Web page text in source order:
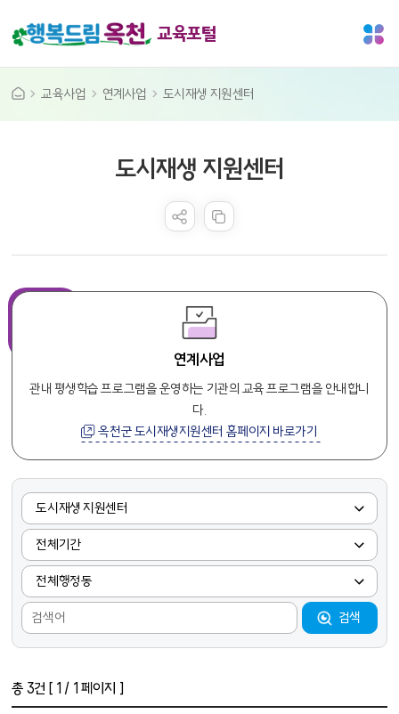
교육포털
교육사업 연계사업 도시재생 지원센터
도시재생 지원센터
연계사업
관내 평생학습 프로그램을 운영하는 기관의 교육 프로그램을 안내합니
다.
옥천군 도시재생지원센터 홈페이지 바로가기
검색어
검색
총 3건 [ 1 / 1 페이지 ]
프로그램 목록 - 번호, 과정분류, 프로그램명, 모집시작일시, 모집종료일시, 교육시작일, 교육종료일, 정원(전체), 정원(온라인), 정원(방문), 방문접수수, 온라인신청수, 프로그램상태